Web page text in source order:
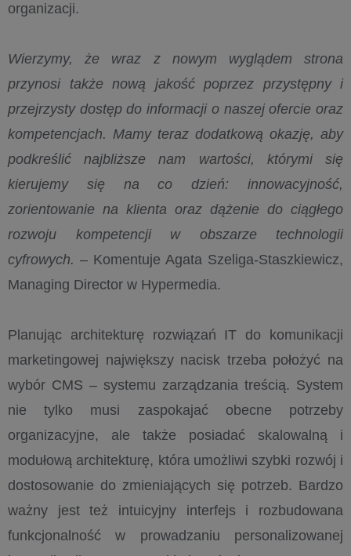
organizacji.
Wierzymy, że wraz z nowym wyglądem strona
przynosi także nową jakość poprzez przystępny i
przejrzysty dostęp do informacji o naszej ofercie oraz
kompetencjach. Mamy teraz dodatkową okazję, aby
podkreślić najbliższe nam wartości, którymi się
kierujemy się na co dzień: innowacyjność,
zorientowanie na klienta oraz dążenie do ciągłego
rozwoju kompetencji w obszarze technologii
cyfrowych. – Komentuje Agata Szeliga-Staszkiewicz,
Managing Director w Hypermedia.
Planując architekturę rozwiązań IT do komunikacji
marketingowej największy nacisk trzeba położyć na
wybór CMS – systemu zarządzania treścią. System
nie tylko musi zaspokajać obecne potrzeby
organizacyjne, ale także posiadać skalowalną i
modułową architekturę, która umożliwi szybki rozwój i
dostosowanie do zmieniających się potrzeb. Bardzo
ważny jest też intuicyjny interfejs i rozbudowana
funkcjonalność w prowadzaniu personalizowanej